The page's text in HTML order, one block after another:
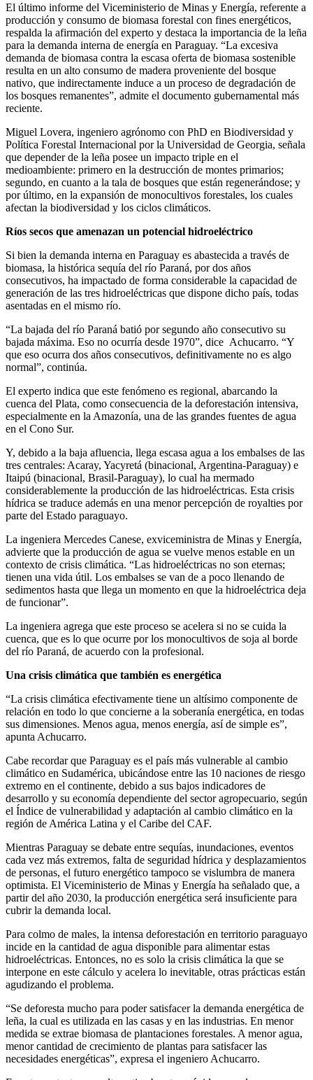
El último informe del Viceministerio de Minas y Energía, referente a
producción y consumo de biomasa forestal con fines energéticos,
respalda la afirmación del experto y destaca la importancia de la leña
para la demanda interna de energía en Paraguay. “La excesiva
demanda de biomasa contra la escasa oferta de biomasa sostenible
resulta en un alto consumo de madera proveniente del bosque
nativo, que indirectamente induce a un proceso de degradación de
los bosques remanentes”, admite el documento gubernamental más
reciente.
Miguel Lovera, ingeniero agrónomo con PhD en Biodiversidad y
Política Forestal Internacional por la Universidad de Georgia, señala
que depender de la leña posee un impacto triple en el
medioambiente: primero en la destrucción de montes primarios;
segundo, en cuanto a la tala de bosques que están regenerándose; y
por último, en la expansión de monocultivos forestales, los cuales
afectan la biodiversidad y los ciclos climáticos.
Ríos secos que amenazan un potencial hidroeléctrico
Si bien la demanda interna en Paraguay es abastecida a través de
biomasa, la histórica sequía del río Paraná, por dos años
consecutivos, ha impactado de forma considerable la capacidad de
generación de las tres hidroeléctricas que dispone dicho país, todas
asentadas en el mismo río.
“La bajada del río Paraná batió por segundo año consecutivo su
bajada máxima. Eso no ocurría desde 1970”, dice Achucarro. “Y
que eso ocurra dos años consecutivos, definitivamente no es algo
normal”, continúa.
El experto indica que este fenómeno es regional, abarcando la
cuenca del Plata, como consecuencia de la deforestación intensiva,
especialmente en la Amazonía, una de las grandes fuentes de agua
en el Cono Sur.
Y, debido a la baja afluencia, llega escasa agua a los embalses de las
tres centrales: Acaray, Yacyretá (binacional, Argentina-Paraguay) e
Itaipú (binacional, Brasil-Paraguay), lo cual ha mermado
considerablemente la producción de las hidroeléctricas. Esta crisis
hídrica se traduce además en una menor percepción de royalties por
parte del Estado paraguayo.
La ingeniera Mercedes Canese, exviceministra de Minas y Energía,
advierte que la producción de agua se vuelve menos estable en un
contexto de crisis climática. “Las hidroeléctricas no son eternas;
tienen una vida útil. Los embalses se van de a poco llenando de
sedimentos hasta que llega un momento en que la hidroeléctrica deja
de funcionar”.
La ingeniera agrega que este proceso se acelera si no se cuida la
cuenca, que es lo que ocurre por los monocultivos de soja al borde
del río Paraná, de acuerdo con la profesional.
Una crisis climática que también es energética
“La crisis climática efectivamente tiene un altísimo componente de
relación en todo lo que concierne a la soberanía energética, en todas
sus dimensiones. Menos agua, menos energía, así de simple es”,
apunta Achucarro.
Cabe recordar que Paraguay es el país más vulnerable al cambio
climático en Sudamérica, ubicándose entre las 10 naciones de riesgo
extremo en el continente, debido a sus bajos indicadores de
desarrollo y su economía dependiente del sector agropecuario, según
el Índice de vulnerabilidad y adaptación al cambio climático en la
región de América Latina y el Caribe del CAF.
Mientras Paraguay se debate entre sequías, inundaciones, eventos
cada vez más extremos, falta de seguridad hídrica y desplazamientos
de personas, el futuro energético tampoco se vislumbra de manera
optimista. El Viceministerio de Minas y Energía ha señalado que, a
partir del año 2030, la producción energética será insuficiente para
cubrir la demanda local.
Para colmo de males, la intensa deforestación en territorio paraguayo
incide en la cantidad de agua disponible para alimentar estas
hidroeléctricas. Entonces, no es solo la crisis climática la que se
interpone en este cálculo y acelera lo inevitable, otras prácticas están
agudizando el problema.
“Se deforesta mucho para poder satisfacer la demanda energética de
leña, la cual es utilizada en las casas y en las industrias. En menor
medida se extrae biomasa de plantaciones forestales. A menor agua,
menor cantidad de crecimiento de plantas para satisfacer las
necesidades energéticas”, expresa el ingeniero Achucarro.